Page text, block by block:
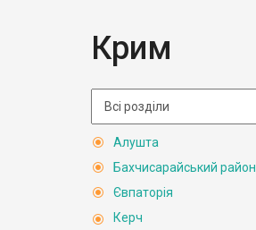
Крим
Алушта
Бахчисарайський район
Євпаторія
Керч